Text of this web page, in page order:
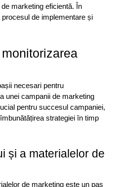
marketing eficientă. În
de implementare și
necesari pentru
unei campanii de marketing
pentru succesul campaniei,
strategiei în timp
și a materialelor de
de marketing este un pas